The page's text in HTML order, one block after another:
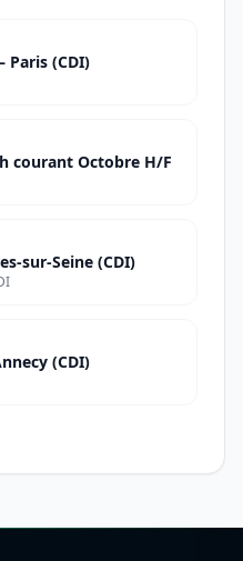
Paris (CDI)
courant Octobre H/F
sur-Seine (CDI)
(CDI)